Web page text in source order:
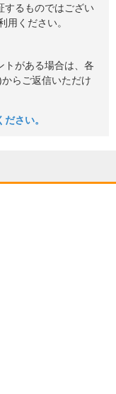
するものではござい
用ください。
トがある場合は、各
らご返信いただけ
さい。